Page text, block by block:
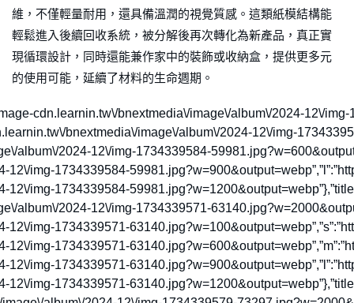
維，不僅輕量耐用，還具備溫潤的視覺質感。這類紙模結構能
輕鬆進入後續回收系統，被分解後再次轉化為新產品，真正實
現循環設計，同時還能兼作家中的裝飾或收納盒，提供更多元
的使用可能，延續了材料的生命週期。
\/image-cdn.learnin.tw\/bnextmedia\/image\/album\/2024-12\/
bnextmedia\/image\/album\/2024-12\/img-
album\/2024-12\/img-1734339584-
img-1734339584-
img-1734339584-
album\/2024-12\/img-1734339571-
img-1734339571-
img-1734339571-
img-1734339571-
img-1734339571-